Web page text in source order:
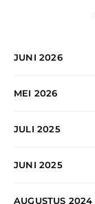
JUNI 2026
MEI 2026
JULI 2025
JUNI 2025
AUGUSTUS 2024